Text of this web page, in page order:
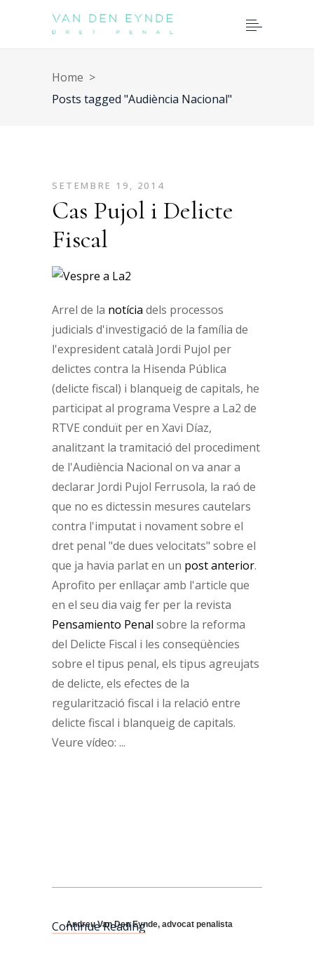
Home >
Posts tagged "Audiència Nacional"
SETEMBRE 19, 2014
Cas Pujol i Delicte
Fiscal
Arrel de la notícia dels processos
judicials d'investigació de la família de
l'expresident català Jordi Pujol per
delictes contra la Hisenda Pública
(delicte fiscal) i blanqueig de capitals, he
participat al programa Vespre a La2 de
RTVE conduït per en Xavi Díaz,
analitzant la tramitació del procediment
de l'Audiència Nacional on va anar a
declarar Jordi Pujol Ferrusola, la raó de
que no es dictessin mesures cautelars
contra l'imputat i novament sobre el
dret penal "de dues velocitats" sobre el
que ja havia parlat en un post anterior.
Aprofito per enllaçar amb l'article que
en el seu dia vaig fer per la revista
Pensamiento Penal sobre la reforma
del Delicte Fiscal i les conseqüències
sobre el tipus penal, els tipus agreujats
de delicte, els efectes de la
regularització fiscal i la relació entre
delicte fiscal i blanqueig de capitals.
Veure vídeo:
Andreu Van Den Eynde, advocat penalista
Continue Reading